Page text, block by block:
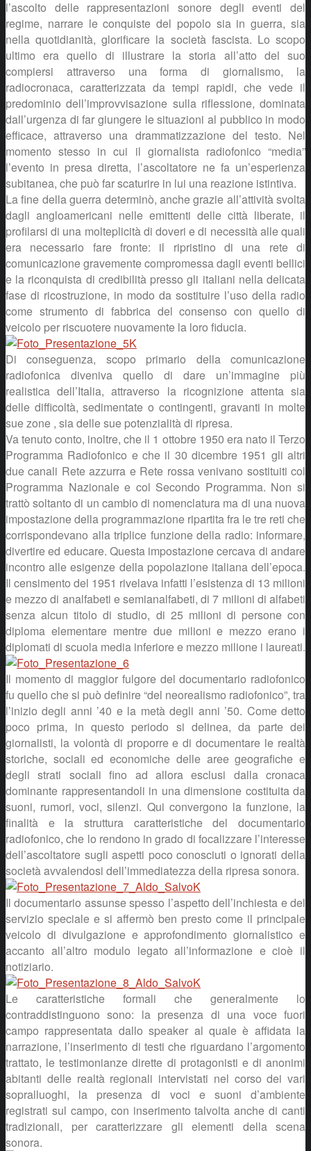
l’ascolto delle rappresentazioni sonore degli eventi del
regime, narrare le conquiste del popolo sia in guerra, sia
nella quotidianità, glorificare la società fascista. Lo scopo
ultimo era quello di illustrare la storia all’atto del suo
compiersi attraverso una forma di giornalismo, la
radiocronaca, caratterizzata da tempi rapidi, che vede il
predominio dell’improvvisazione sulla riflessione, dominata
dall’urgenza di far giungere le situazioni al pubblico in modo
efficace, attraverso una drammatizzazione del testo. Nel
momento stesso in cui il giornalista radiofonico “media”
l’evento in presa diretta, l’ascoltatore ne fa un’esperienza
subitanea, che può far scaturire in lui una reazione istintiva.
La fine della guerra determinò, anche grazie all’attività svolta
dagli angloamericani nelle emittenti delle città liberate, il
profilarsi di una molteplicità di doveri e di necessità alle quali
era necessario fare fronte: il ripristino di una rete di
comunicazione gravemente compromessa dagli eventi bellici
e la riconquista di credibilità presso gli italiani nella delicata
fase di ricostruzione, in modo da sostituire l’uso della radio
come strumento di fabbrica del consenso con quello di
veicolo per riscuotere nuovamente la loro fiducia.
Di conseguenza, scopo primario della comunicazione
radiofonica diveniva quello di dare un’immagine più
realistica dell’Italia, attraverso la ricognizione attenta sia
delle difficoltà, sedimentate o contingenti, gravanti in molte
sue zone , sia delle sue potenzialità di ripresa.
Va tenuto conto, inoltre, che il 1 ottobre 1950 era nato il Terzo
Programma Radiofonico e che il 30 dicembre 1951 gli altri
due canali Rete azzurra e Rete rossa venivano sostituiti col
Programma Nazionale e col Secondo Programma. Non si
trattò soltanto di un cambio di nomenclatura ma di una nuova
impostazione della programmazione ripartita fra le tre reti che
corrispondevano alla triplice funzione della radio: informare,
divertire ed educare. Questa impostazione cercava di andare
incontro alle esigenze della popolazione italiana dell’epoca.
Il censimento del 1951 rivelava infatti l’esistenza di 13 milioni
e mezzo di analfabeti e semianalfabeti, di 7 milioni di alfabeti
senza alcun titolo di studio, di 25 milioni di persone con
diploma elementare mentre due milioni e mezzo erano i
diplomati di scuola media inferiore e mezzo milione i laureati.
Il momento di maggior fulgore del documentario radiofonico
fu quello che si può definire “del neorealismo radiofonico”, tra
l’inizio degli anni ’40 e la metà degli anni ’50. Come detto
poco prima, in questo periodo si delinea, da parte dei
giornalisti, la volontà di proporre e di documentare le realtà
storiche, sociali ed economiche delle aree geografiche e
degli strati sociali fino ad allora esclusi dalla cronaca
dominante rappresentandoli in una dimensione costituita da
suoni, rumori, voci, silenzi. Qui convergono la funzione, la
finalità e la struttura caratteristiche del documentario
radiofonico, che lo rendono in grado di focalizzare l’interesse
dell’ascoltatore sugli aspetti poco conosciuti o ignorati della
società avvalendosi dell’immediatezza della ripresa sonora.
Il documentario assunse spesso l’aspetto dell’inchiesta e del
servizio speciale e si affermò ben presto come il principale
veicolo di divulgazione e approfondimento giornalistico e
accanto all’altro modulo legato all’informazione e cioè il
notiziario.
Le caratteristiche formali che generalmente lo
contraddistinguono sono: la presenza di una voce fuori
campo rappresentata dallo speaker al quale è affidata la
narrazione, l’inserimento di testi che riguardano l’argomento
trattato, le testimonianze dirette di protagonisti e di anonimi
abitanti delle realtà regionali intervistati nel corso dei vari
sopralluoghi, la presenza di voci e suoni d’ambiente
registrati sul campo, con inserimento talvolta anche di canti
tradizionali, per caratterizzare gli elementi della scena
sonora.